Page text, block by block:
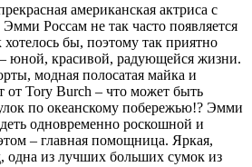
американская актриса с
Россам не так часто появляется
хотелось бы, поэтому так приятно
юной, красивой, радующейся жизни.
модная полосатая майка и
от Tory Burch – что может быть
по океанскому побережью!? Эмми
одновременно роскошной и
– главная помощница. Яркая,
одна из лучших больших сумок из